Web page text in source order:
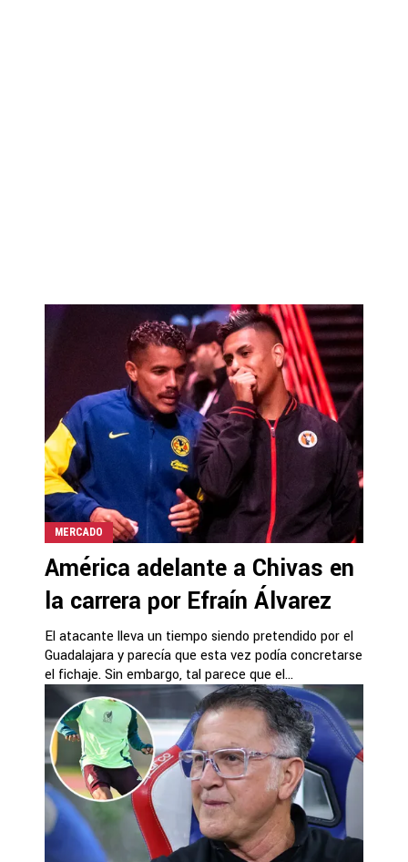
MERCADO
América adelante a Chivas en
la carrera por Efraín Álvarez
El atacante lleva un tiempo siendo pretendido por el
Guadalajara y parecía que esta vez podía concretarse
el fichaje. Sin embargo, tal parece que el...